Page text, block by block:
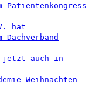
Patientenkongress
hat
Dachverband
jetzt auch in
Weihnachten